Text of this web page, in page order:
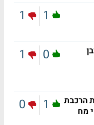
1
1
0
1
הרכבת
מח
1
0